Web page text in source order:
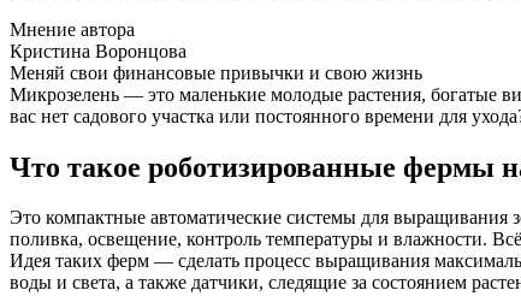
Мнение автора
Кристина Воронцова
Меняй свои финансовые привычки и свою жизнь
Микрозелень — это маленькие молодые растения, богатые
вас нет садового участка или постоянного времени для
Что такое роботизированные фермы
Это компактные автоматические системы для выращивания
поливка, освещение, контроль температуры и влажности.
Идея таких ферм — сделать процесс выращивания
воды и света, а также датчики, следящие за состоянием